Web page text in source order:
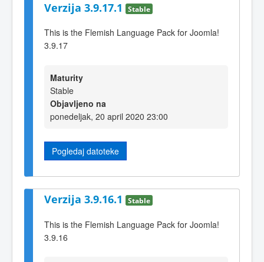
Verzija 3.9.17.1 Stable
This is the Flemish Language Pack for Joomla!
3.9.17
Maturity
Stable
Objavljeno na
ponedeljak, 20 april 2020 23:00
Pogledaj datoteke
Verzija 3.9.16.1 Stable
This is the Flemish Language Pack for Joomla!
3.9.16